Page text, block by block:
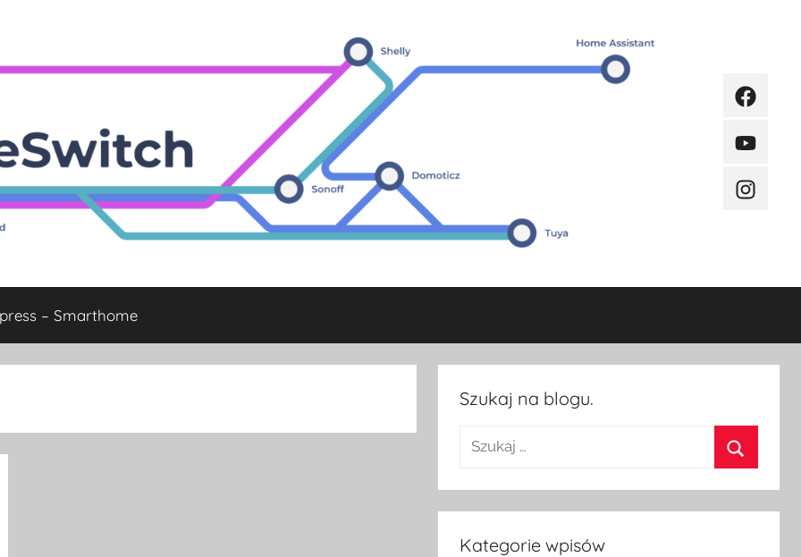
Facebook
Youtube
– Smarthome
Szukaj na blogu.
Szukaj:
Kategorie wpisów